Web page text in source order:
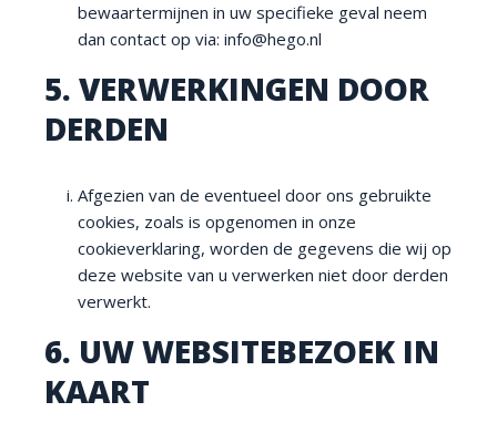
bewaartermijnen in uw specifieke geval neem
dan contact op via: info@hego.nl
5. VERWERKINGEN DOOR
DERDEN
Afgezien van de eventueel door ons gebruikte
cookies, zoals is opgenomen in onze
cookieverklaring, worden de gegevens die wij op
deze website van u verwerken niet door derden
verwerkt.
6. UW WEBSITEBEZOEK IN
KAART